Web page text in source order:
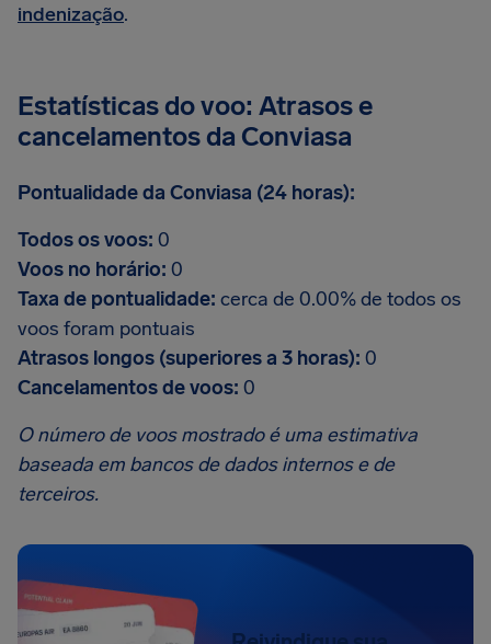
indenização.
Estatísticas do voo: Atrasos e
cancelamentos da Conviasa
Pontualidade da Conviasa (24 horas):
Todos os voos: 0
Voos no horário: 0
Taxa de pontualidade: cerca de 0.00% de todos os
voos foram pontuais
Atrasos longos (superiores a 3 horas): 0
Cancelamentos de voos: 0
O número de voos mostrado é uma estimativa
baseada em bancos de dados internos e de
terceiros.